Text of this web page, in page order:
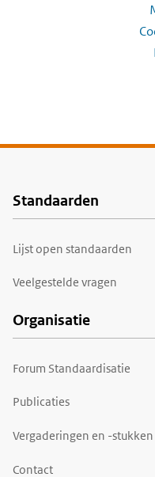
Voet
Standaarden
Lijst open standaarden
Veelgestelde vragen
Organisatie
Forum Standaardisatie
Publicaties
Vergaderingen en -stukken
Contact